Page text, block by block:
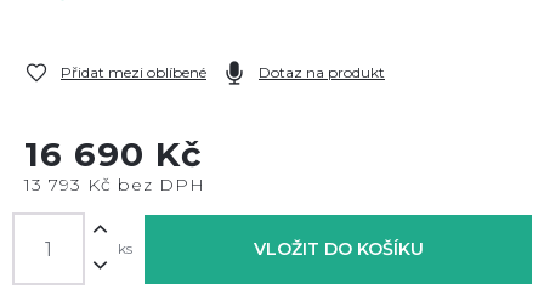
Přidat mezi oblíbené Dotaz na produkt
16 690 Kč
13 793 Kč bez DPH
ks VLOŽIT DO KOŠÍKU